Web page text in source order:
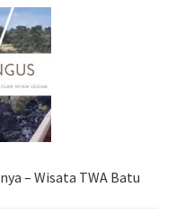
– Wisata TWA Batu